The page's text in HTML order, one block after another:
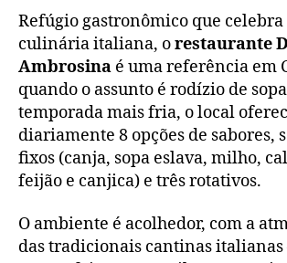
Refúgio gastronômico que celebra
culinária italiana, orestaurante
Ambrosina é uma referência em
quando o assunto é rodízio de
temporada mais fria, o local
diariamente 8 opções de sabores,
fixos (canja, sopa eslava, milho,
feijão e canjica) e três rotativos.
O ambiente é acolhedor, com a
das tradicionais cantinas